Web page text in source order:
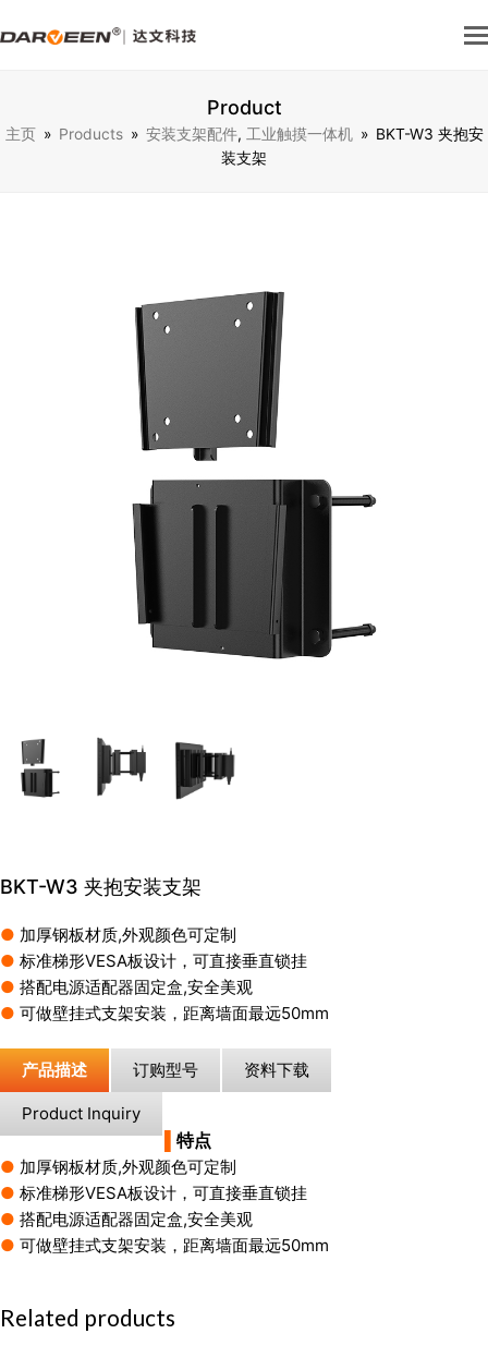
Product
主页 » Products » 安装支架配件, 工业触摸一体机 » BKT-W3 夹抱安
装支架
BKT-W3 夹抱安装支架
● 加厚钢板材质,外观颜色可定制
● 标准梯形VESA板设计，可直接垂直锁挂
● 搭配电源适配器固定盒,安全美观
● 可做壁挂式支架安装，距离墙面最远50mm
产品描述 订购型号 资料下载
Product Inquiry
特点
● 加厚钢板材质,外观颜色可定制
● 标准梯形VESA板设计，可直接垂直锁挂
● 搭配电源适配器固定盒,安全美观
● 可做壁挂式支架安装，距离墙面最远50mm
Related products